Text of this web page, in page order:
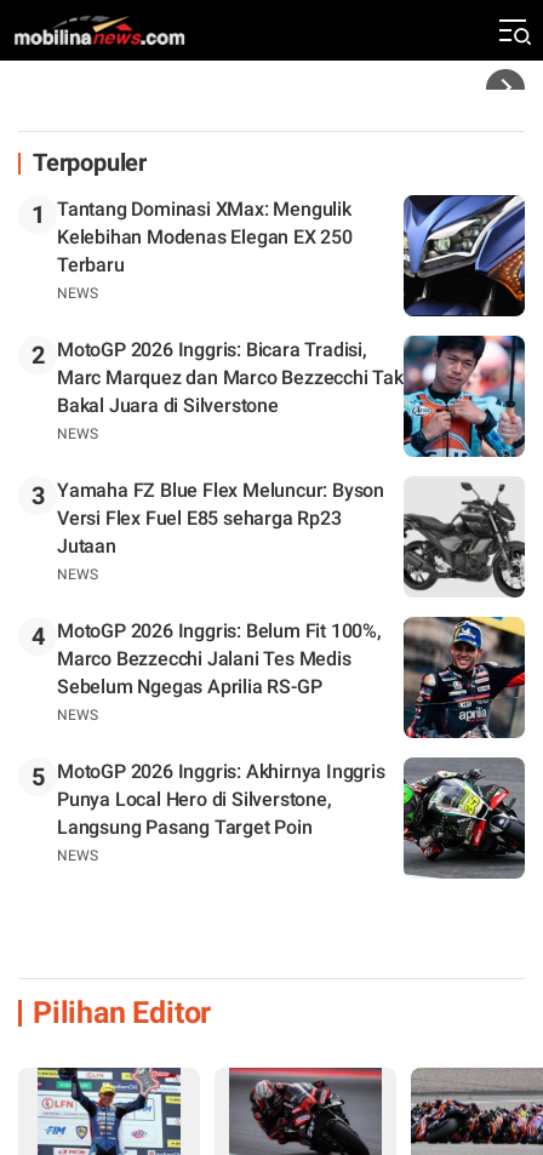
Mandalika
Terpopuler
1
Tantang Dominasi XMax: Mengulik
Kelebihan Modenas Elegan EX 250
Terbaru
NEWS
2
MotoGP 2026 Inggris: Bicara Tradisi,
Marc Marquez dan Marco Bezzecchi Tak
Bakal Juara di Silverstone
NEWS
3 Yamaha FZ Blue Flex Meluncur: Byson
Versi Flex Fuel E85 seharga Rp23
Jutaan
NEWS
4
MotoGP 2026 Inggris: Belum Fit 100%,
Marco Bezzecchi Jalani Tes Medis
Sebelum Ngegas Aprilia RS-GP
NEWS
5
MotoGP 2026 Inggris: Akhirnya Inggris
Punya Local Hero di Silverstone,
Langsung Pasang Target Poin
NEWS
Pilihan Editor